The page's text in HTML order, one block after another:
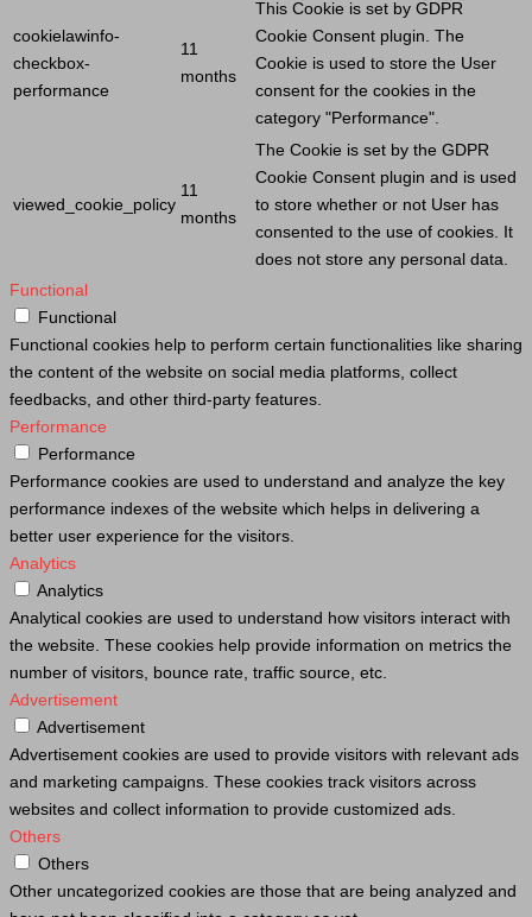
cookielawinfo-
checkbox-
performance
11
months
This Cookie is set by GDPR
Cookie Consent plugin. The
Cookie is used to store the User
consent for the cookies in the
category "Performance".
viewed_cookie_policy
11
months
The Cookie is set by the GDPR
Cookie Consent plugin and is used
to store whether or not User has
consented to the use of cookies. It
does not store any personal data.
Functional
Functional
Functional cookies help to perform certain functionalities like sharing
the content of the website on social media platforms, collect
feedbacks, and other third-party features.
Performance
Performance
Performance cookies are used to understand and analyze the key
performance indexes of the website which helps in delivering a
better user experience for the visitors.
Analytics
Analytics
Analytical cookies are used to understand how visitors interact with
the website. These cookies help provide information on metrics the
number of visitors, bounce rate, traffic source, etc.
Advertisement
Advertisement
Advertisement cookies are used to provide visitors with relevant ads
and marketing campaigns. These cookies track visitors across
websites and collect information to provide customized ads.
Others
Others
Other uncategorized cookies are those that are being analyzed and